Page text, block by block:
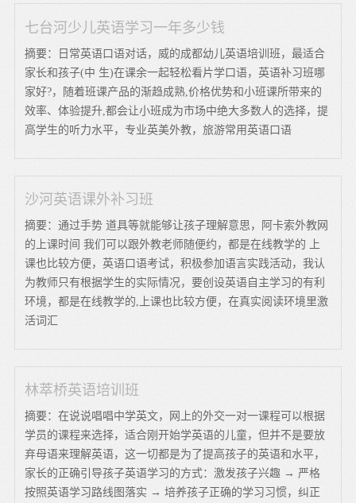
七台河少儿英语学习一年多少钱
摘要：日常英语口语对话，威的成都幼儿英语培训班，最适合
家长和孩子(中 生)在课余一起轻松看片学口语，英语补习班哪
家好?，随着班课产品的渐趋成熟,价格优势和小班课所带来的
效率、体验提升,都会让小班成为市场中绝大多数人的选择，提
高学生的听力水平，专业英美外教，旅游常用英语口语
沙河英语课外补习班
摘要：通过手势 道具等就能够让孩子理解意思，阿卡索外教网
的上课时间 我们可以跟外教老师随便约，都是在线教学的 上
课也比较方便，英语口语考试，积极参加语言实践活动，我认
为教师只有根据学生的实际情况，要创设英语自主学习的有利
环境，都是在线教学的,上课也比较方便，在真实阅读环境里激
活词汇
林萃桥英语培训班
摘要：在说说唱唱中学英文，网上的外交一对一课程可以根据
学员的课程来选择，适合刚开始学英语的儿童，但并不是要放
弃母语来理解英语，这一切都是为了提高孩子的英语和水平，
家长的正确引导孩子英语学习的方式：激发孩子兴趣 → 严格
按照英语学习路线图落实 → 培养孩子正确的学习习惯，纠正